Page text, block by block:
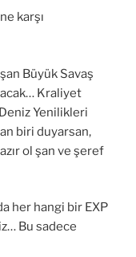
karşı
Büyük Savaş
Kraliyet
Yenilikleri
biri duyarsan,
ol şan ve şeref
her hangi bir EXP
Bu sadece